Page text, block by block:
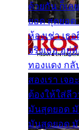
ด้วยกัน ก็เล
ยอด สุดยอ
ห้องเช่า เธ
จริงเธอ อยู่
ทองแดง กลั
สองเรา เจ
ต้องให้ใส่ลี
มันสุดยอด
มันสุดยอด